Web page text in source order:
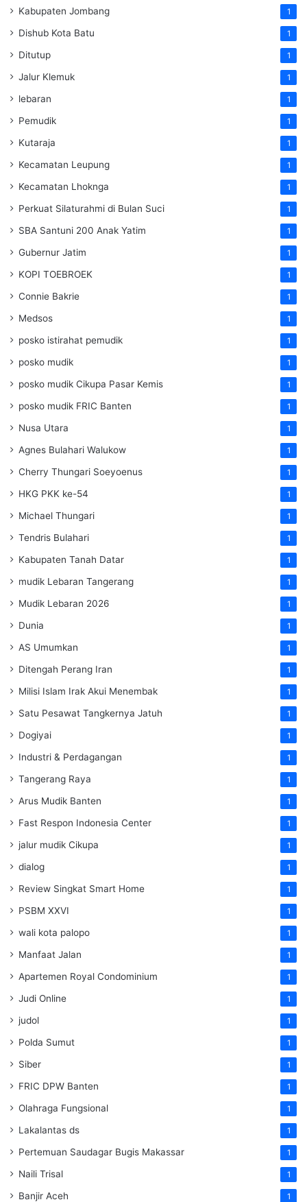
Kabupaten Jombang 1
Dishub Kota Batu 1
Ditutup 1
Jalur Klemuk 1
lebaran 1
Pemudik 1
Kutaraja 1
Kecamatan Leupung 1
Kecamatan Lhoknga 1
Perkuat Silaturahmi di Bulan Suci 1
SBA Santuni 200 Anak Yatim 1
Gubernur Jatim 1
KOPI TOEBROEK 1
Connie Bakrie 1
Medsos 1
posko istirahat pemudik 1
posko mudik 1
posko mudik Cikupa Pasar Kemis 1
posko mudik FRIC Banten 1
Nusa Utara 1
Agnes Bulahari Walukow 1
Cherry Thungari Soeyoenus 1
HKG PKK ke-54 1
Michael Thungari 1
Tendris Bulahari 1
Kabupaten Tanah Datar 1
mudik Lebaran Tangerang 1
Mudik Lebaran 2026 1
Dunia 1
AS Umumkan 1
Ditengah Perang Iran 1
Milisi Islam Irak Akui Menembak 1
Satu Pesawat Tangkernya Jatuh 1
Dogiyai 1
Industri & Perdagangan 1
Tangerang Raya 1
Arus Mudik Banten 1
Fast Respon Indonesia Center 1
jalur mudik Cikupa 1
dialog 1
Review Singkat Smart Home 1
PSBM XXVI 1
wali kota palopo 1
Manfaat Jalan 1
Apartemen Royal Condominium 1
Judi Online 1
judol 1
Polda Sumut 1
Siber 1
FRIC DPW Banten 1
Olahraga Fungsional 1
Lakalantas ds 1
Pertemuan Saudagar Bugis Makassar 1
Naili Trisal 1
Banjir Aceh 1